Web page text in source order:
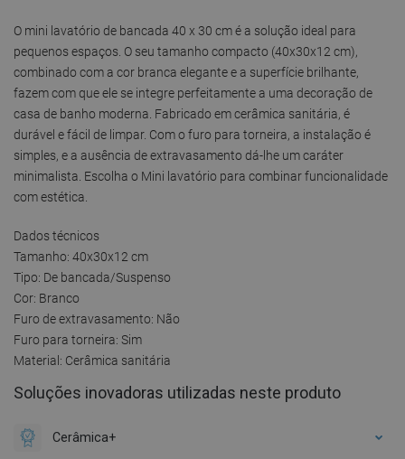
O mini lavatório de bancada 40 x 30 cm é a solução ideal para
pequenos espaços. O seu tamanho compacto (40x30x12 cm),
combinado com a cor branca elegante e a superfície brilhante,
fazem com que ele se integre perfeitamente a uma decoração de
casa de banho moderna. Fabricado em cerâmica sanitária, é
durável e fácil de limpar. Com o furo para torneira, a instalação é
simples, e a ausência de extravasamento dá-lhe um caráter
minimalista. Escolha o Mini lavatório para combinar funcionalidade
com estética.
Dados técnicos
Tamanho: 40x30x12 cm
Tipo: De bancada/Suspenso
Cor: Branco
Furo de extravasamento: Não
Furo para torneira: Sim
Material: Cerâmica sanitária
Soluções inovadoras utilizadas neste produto
Cerâmica+